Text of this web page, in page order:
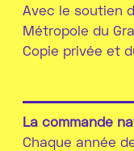
Avec le soutien
Métropole du
Copie privée et
La commande
Chaque année